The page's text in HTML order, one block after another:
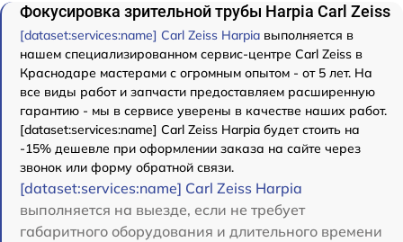
Фокусировка зрительной трубы Harpia Carl Zeiss
[dataset:services:name] Carl Zeiss Harpia выполняется в
нашем специализированном сервис-центре Carl Zeiss в
Краснодаре мастерами с огромным опытом - от 5 лет. На
все виды работ и запчасти предоставляем расширенную
гарантию - мы в сервисе уверены в качестве наших работ.
[dataset:services:name] Carl Zeiss Harpia будет стоить на
-15% дешевле при оформлении заказа на сайте через
звонок или форму обратной связи.
[dataset:services:name] Carl Zeiss Harpia
выполняется на выезде, если не требует
габаритного оборудования и длительного времени